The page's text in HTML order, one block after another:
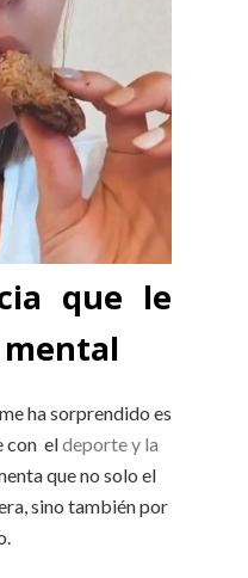
que le
mental
ha sorprendido es
con eldeporte y la
que no solo el
sino también por